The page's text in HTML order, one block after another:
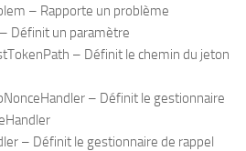
– Rapporte un problème
Définit un paramètre
– Définit le chemin du jeton
– Définit le gestionnaire
– Définit le gestionnaire de rappel